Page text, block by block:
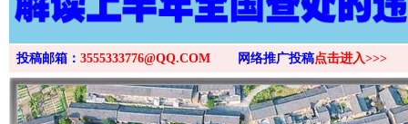
投稿邮箱： 3555333776@QQ.COM 网络推广投稿点击进入>>>